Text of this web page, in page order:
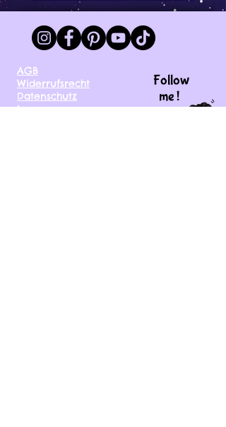
AGB
Widerrufsrecht
Datenschutz
Impressum
Follow
me !